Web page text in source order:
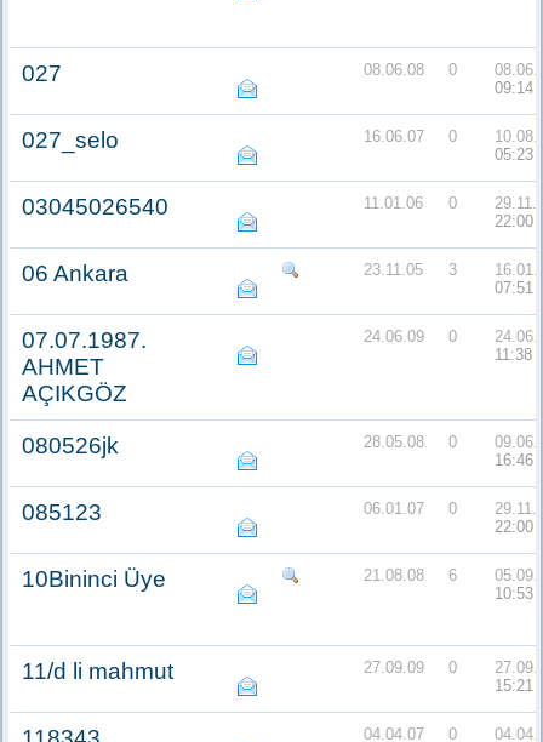
027 08.06.08 0
09:14
027_selo 16.06.07 0
05:23
03045026540 11.01.06 0
22:00
06 Ankara 23.11.05 3
07:51
07.07.1987.
AHMET
AÇIKGÖZ
24.06.09 0
11:38
080526jk 28.05.08 0
16:46
085123 06.01.07 0
22:00
10Bininci Üye 21.08.08 6
10:53
11/d li mahmut 27.09.09 0
15:21
04.04.07 0